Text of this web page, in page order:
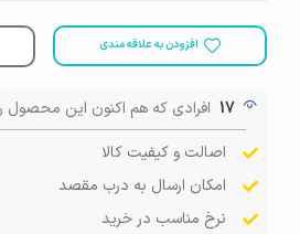
افزودن به علاقه مندی
17 افرادی که هم اکنون این محصول
اصالت و کیفیت کالا
امکان ارسال به درب مقصد
نرخ مناسب در خرید